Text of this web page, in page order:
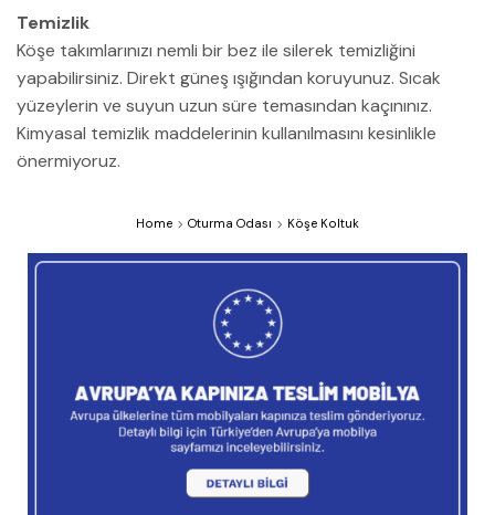
Temizlik
Köşe takımlarınızı nemli bir bez ile silerek temizliğini
yapabilirsiniz. Direkt güneş ışığından koruyunuz. Sıcak
yüzeylerin ve suyun uzun süre temasından kaçınınız.
Kimyasal temizlik maddelerinin kullanılmasını kesinlikle
önermiyoruz.
Home Oturma Odası Köşe Koltuk